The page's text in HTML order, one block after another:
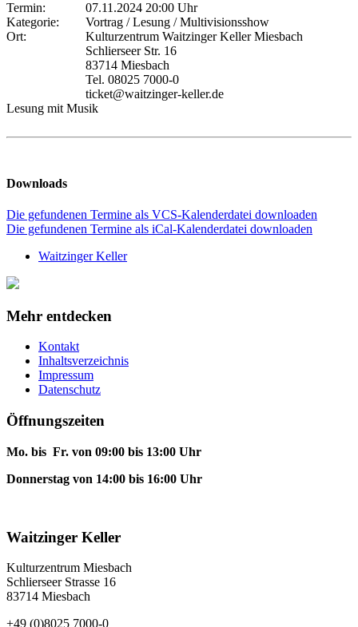
Termin:
07.11.2024 20:00 Uhr
Kategorie:
Vortrag / Lesung / Multivisionsshow
Ort:
Kulturzentrum Waitzinger Keller Miesbach
Schlierseer Str. 16
83714 Miesbach
Tel. 08025 7000-0
ticket@waitzinger-keller.de
Lesung mit Musik
Downloads
Die gefundenen Termine als VCS-Kalenderdatei downloaden
Die gefundenen Termine als iCal-Kalenderdatei downloaden
Waitzinger Keller
Mehr entdecken
Kontakt
Inhaltsverzeichnis
Impressum
Datenschutz
Öffnungszeiten
Mo. bis Fr. von 09:00 bis 13:00 Uhr
Donnerstag von 14:00 bis 16:00 Uhr
Waitzinger Keller
Kulturzentrum Miesbach
Schlierseer Strasse 16
83714 Miesbach
+49 (0)8025 7000-0